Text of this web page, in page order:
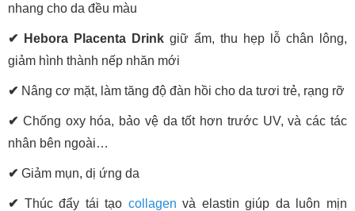
nhang cho da đều màu
✔ Hebora Placenta Drink giữ ẩm, thu hẹp lỗ chân lông,
giảm hình thành nếp nhăn mới
✔ Nâng cơ mặt, làm tăng độ đàn hồi cho da tươi trẻ, rạng rỡ
✔ Chống oxy hóa, bảo vệ da tốt hơn trước UV, và các tác
nhân bên ngoài…
✔ Giảm mụn, dị ứng da
✔ Thúc đẩy tái tạo collagen và elastin giúp da luôn mịn